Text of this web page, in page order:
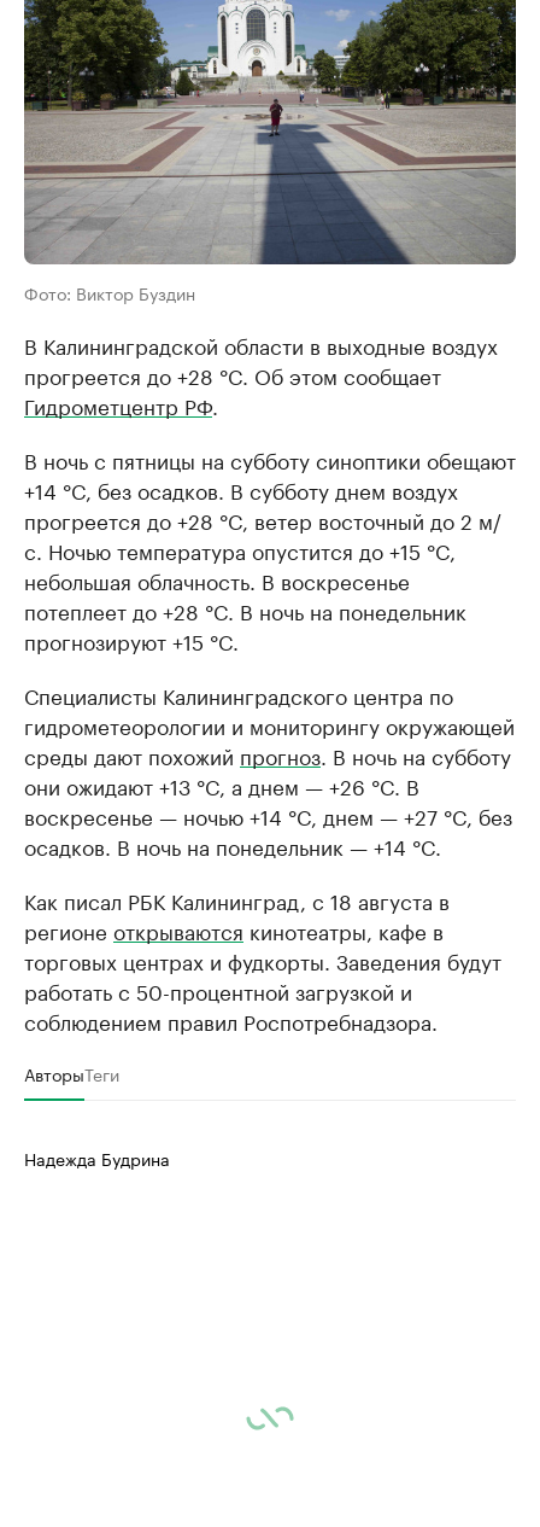
Фото: Виктор Буздин
В Калининградской области в выходные воздух
прогреется до +28 °C. Об этом сообщает
Гидрометцентр РФ
В ночь с пятницы на субботу синоптики обещают
+14 °C, без осадков. В субботу днем воздух
прогреется до +28 °C, ветер восточный до 2 м/
с. Ночью температура опустится до +15 °C,
небольшая облачность. В воскресенье
потеплеет до +28 °C. В ночь на понедельник
прогнозируют +15 °C.
Специалисты Калининградского центра по
гидрометеорологии и мониторингу окружающей
среды дают похожий прогноз . В ночь на субботу
они ожидают +13 °C, а днем — +26 °C. В
воскресенье — ночью +14 °C, днем — +27 °C, без
осадков. В ночь на понедельник — +14 °C.
Как писал РБК Калининград, с 18 августа в
регионе открываются кинотеатры, кафе в
торговых центрах и фудкорты. Заведения будут
работать с 50-процентной загрузкой и
соблюдением правил Роспотребнадзора.
АвторыТеги
Надежда Будрина